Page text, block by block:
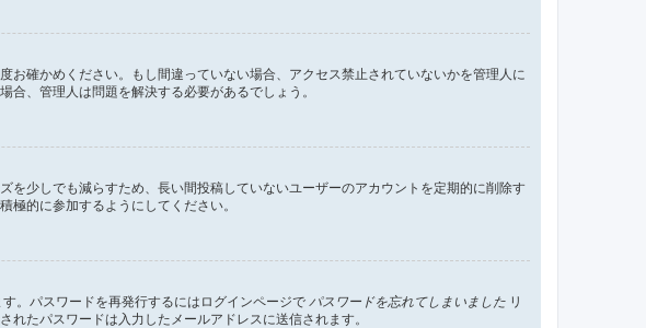
確かめください。もし間違っていない場合、アクセス禁止されていないかを管理人に
、管理人は問題を解決する必要があるでしょう。
少しでも減らすため、長い間投稿していないユーザーのアカウントを定期的に削除す
極的に参加するようにしてください。
。パスワードを再発行するにはログインページで パスワードを忘れてしまいました リ
たパスワードは入力したメールアドレスに送信されます。